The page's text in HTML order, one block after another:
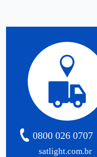
satlight.com.br
0800 026 0707